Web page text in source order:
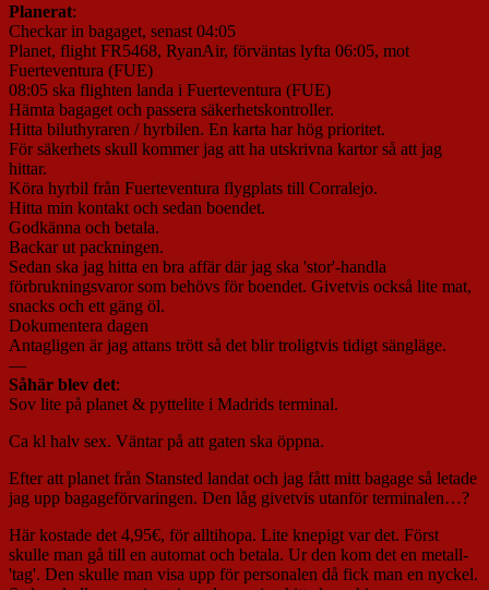
Planerat:
Checkar in bagaget, senast 04:05
Planet, flight FR5468, RyanAir, förväntas lyfta 06:05, mot
Fuerteventura (FUE)
08:05 ska flighten landa i Fuerteventura (FUE)
Hämta bagaget och passera säkerhetskontroller.
Hitta biluthyraren / hyrbilen. En karta har hög prioritet.
För säkerhets skull kommer jag att ha utskrivna kartor så att jag
hittar.
Köra hyrbil från Fuerteventura flygplats till Corralejo.
Hitta min kontakt och sedan boendet.
Godkänna och betala.
Backar ut packningen.
Sedan ska jag hitta en bra affär där jag ska 'stor'-handla
förbrukningsvaror som behövs för boendet. Givetvis också lite mat,
snacks och ett gäng öl.
Dokumentera dagen
Antagligen är jag attans trött så det blir troligtvis tidigt sängläge.
—
Såhär blev det:
Sov lite på planet & pyttelite i Madrids terminal.
Ca kl halv sex. Väntar på att gaten ska öppna.
Efter att planet från Stansted landat och jag fått mitt bagage så letade
jag upp bagageförvaringen. Den låg givetvis utanför terminalen…?
Här kostade det 4,95€, för alltihopa. Lite knepigt var det. Först
skulle man gå till en automat och betala. Ur den kom det en metall-
'tag'. Den skulle man visa upp för personalen då fick man en nyckel.